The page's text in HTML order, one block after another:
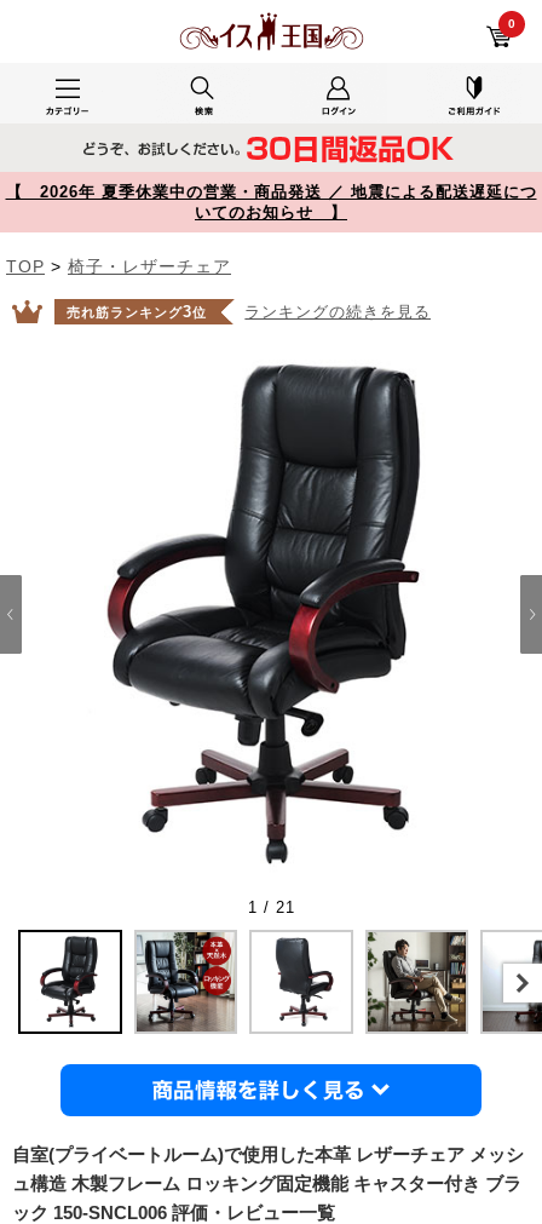
0
【 2026年 夏季休業中の営業・商品発送 ／ 地震による配送遅延につ
いてのお知らせ 】
TOP > 椅子・レザーチェア
売れ筋ランキング3位 ランキングの続きを見る
1 / 21
自室(プライベートルーム)で使用した本革 レザーチェア メッシ
ュ構造 木製フレーム ロッキング固定機能 キャスター付き ブラ
ック 150-SNCL006 評価・レビュー一覧